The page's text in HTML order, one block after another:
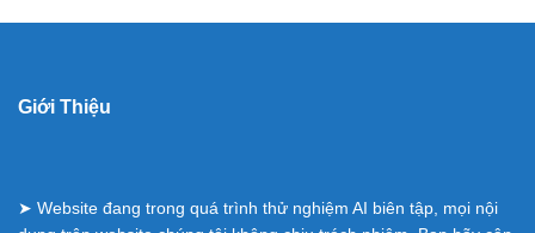
Giới Thiệu
➤ Website đang trong quá trình thử nghiệm AI biên tập, mọi nội